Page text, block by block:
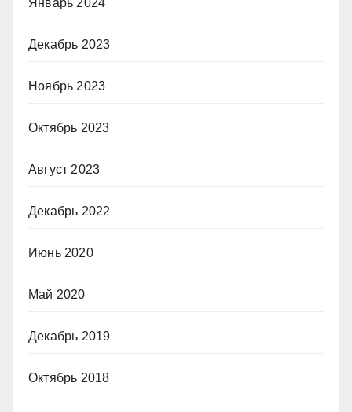
Декабрь 2023
Ноябрь 2023
Октябрь 2023
Август 2023
Декабрь 2022
Июнь 2020
Май 2020
Декабрь 2019
Октябрь 2018